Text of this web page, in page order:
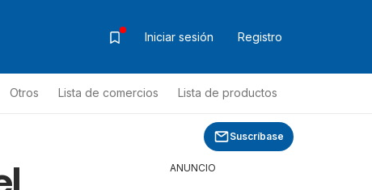
Iniciar sesión Registro
Otros Lista de comercios Lista de productos
Suscríbase
ANUNCIO